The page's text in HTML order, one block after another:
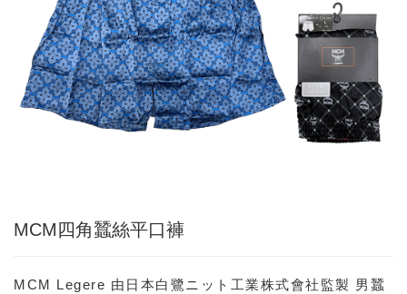
MCM四角蠶絲平口褲
MCM Legere 由日本白鷺ニット工業株式會社監製 男蠶